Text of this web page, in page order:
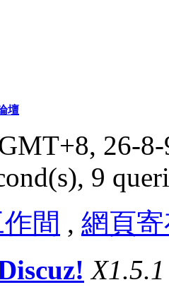
壇
26-
9
間 , 網頁
X1.5.1